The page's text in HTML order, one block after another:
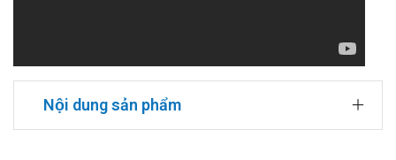
Nội dung sản phẩm